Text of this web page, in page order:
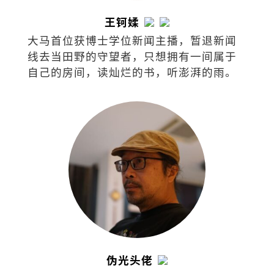
王钶媃
大马首位获博士学位新闻主播，暂退新闻
线去当田野的守望者，只想拥有一间属于
自己的房间，读灿烂的书，听澎湃的雨。
伪光头佬